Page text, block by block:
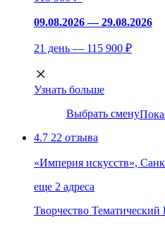
09.08.2026 — 29.08.2026
21 день — 115 900 ₽
Узнать больше
Выбрать смену
4.7 22 отзыва
«Империя искусств»,
еще 2 адреса
Творчество Тематический